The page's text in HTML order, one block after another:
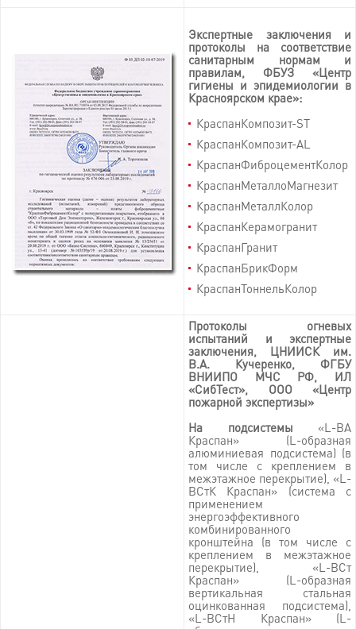
Экспертные заключения и
протоколы на соответствие
санитарным нормам и
правилам, ФБУЗ «Центр
гигиены и эпидемиологии в
Красноярском крае»:
КраспанКомпозит-ST
КраспанКомпозит-AL
КраспанФиброцементКолор
КраспанМеталлоМагнезит
КраспанМеталлКолор
КраспанКерамогранит
КраспанГранит
КраспанБрикФорм
КраспанТоннельКолор
Протоколы огневых
испытаний и экспертные
заключения, ЦНИИСК им.
В.А. Кучеренко, ФГБУ
ВНИИПО МЧС РФ, ИЛ
«СибТест», ООО «Центр
пожарной экспертизы»
На подсистемы «L-BA
Краспан» (L-образная
алюминиевая подсистема) (в
том числе с креплением в
межэтажное перекрытие), «L-
BСтК Краспан» (система с
применением
энергоэффективного
комбинированного
кронштейна (в том числе с
креплением в межэтажное
перекрытие), «L-BСт
Краспан» (L-образная
вертикальная стальная
оцинкованная подсистема),
«L-BСтН Краспан» (L-